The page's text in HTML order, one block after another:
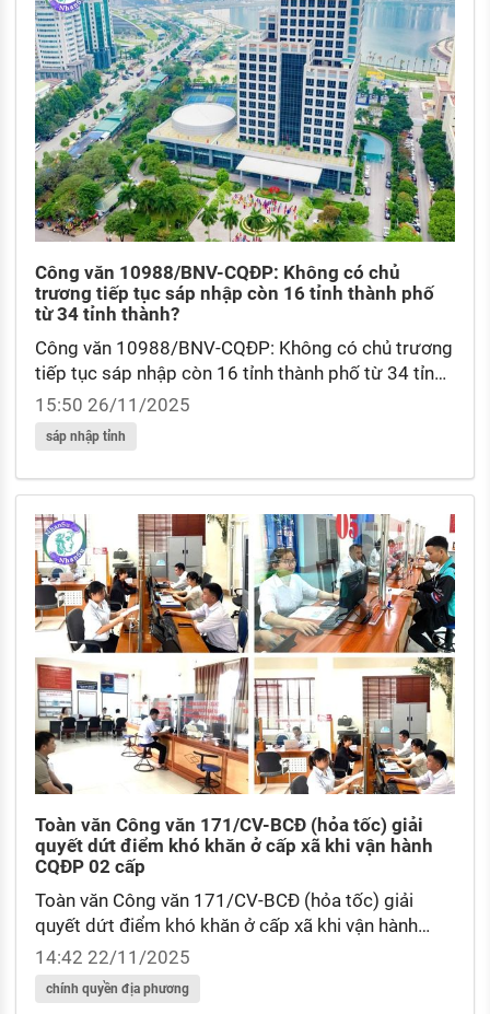
KHÁM PHÁ NGHỀ NGHIỆP
Tử vi nghề nghiệp
Kỹ năng nghề nghiệp
HƯỚNG NGHIỆP VIỆC LÀM
Đặc trưng từng nghề
Xu hướng việc làm
XÂY DỰNG VÀ PHÁT TRIỂN ĐỘI NGŨ
NHÂN SỰ
TUYỂN DỤNG VIỆC LÀM
Công văn 10988/BNV-CQĐP: Không có chủ
trương tiếp tục sáp nhập còn 16 tỉnh thành phố
từ 34 tỉnh thành?
Công văn 10988/BNV-CQĐP: Không có chủ trương
tiếp tục sáp nhập còn 16 tỉnh thành phố từ 34 tỉnh
thành? Mô hình tổ chức chính quyền địa phương 02
cấp được quy định ra sao?
15:50 26/11/2025
sáp nhập tỉnh
Toàn văn Công văn 171/CV-BCĐ (hỏa tốc) giải
quyết dứt điểm khó khăn ở cấp xã khi vận hành
CQĐP 02 cấp
Toàn văn Công văn 171/CV-BCĐ (hỏa tốc) giải
quyết dứt điểm khó khăn ở cấp xã khi vận hành
CQĐP 02 cấp? Nguyên tắc tổ chức và hoạt động
của chính quyền địa phương được quy định như thế
14:42 22/11/2025
chính quyền địa phương